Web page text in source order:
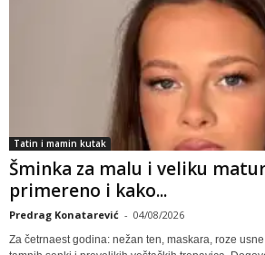
Tatin i mamin kutak
Šminka za malu i veliku
primereno i kako...
Predrag Konatarević - 04/08/2026
Za četrnaest godina: nežan ten, maskara, roze